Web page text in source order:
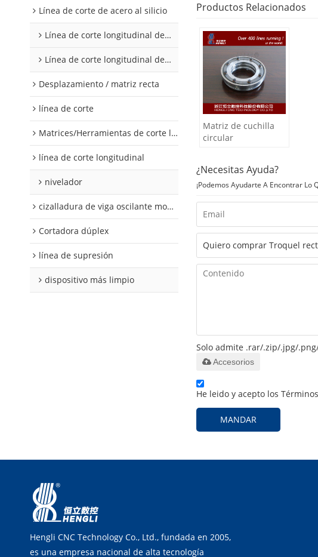
Línea de corte de acero al silicio
Línea de corte longitudinal de acero al silicio
Línea de corte longitudinal de acero al silicio
Desplazamiento / matriz recta
línea de corte
Matrices/Herramientas de corte longitudinal
línea de corte longitudinal
nivelador
cizalladura de viga oscilante modular
Cortadora dúplex
línea de supresión
dispositivo más limpio
Productos Relacionados
Matriz de cuchilla
circular
¿Necesitas Ayuda?
¡Podemos Ayudarte A Encontrar Lo
Solo admite .rar/.zip/.jpg/
Accesorios
He leido y acepto los
MANDAR
Hengli CNC Technology Co., Ltd., fundada en 2005,
es una empresa nacional de alta tecnología